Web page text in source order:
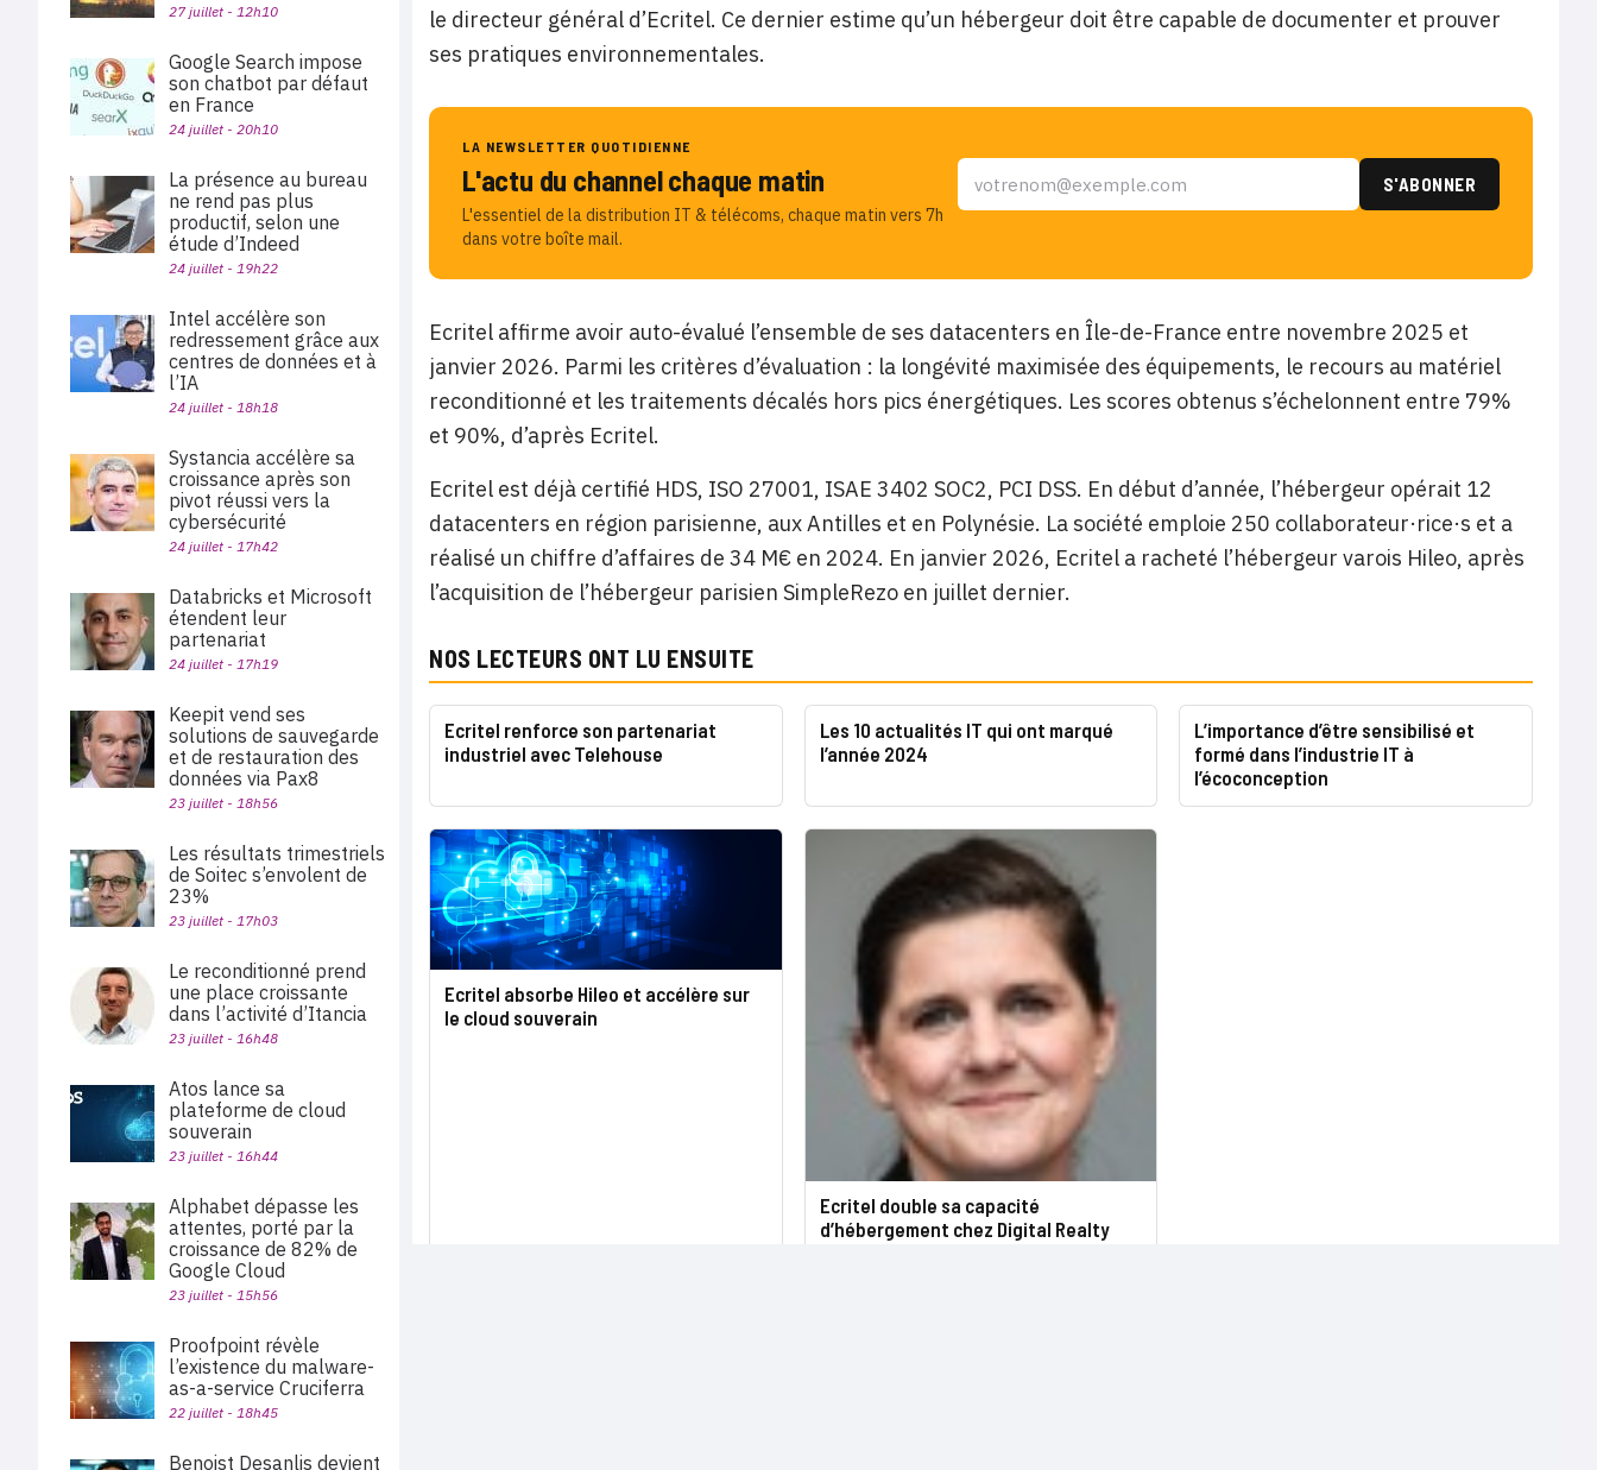
le directeur général d’Ecritel. Ce dernier estime qu’un hébergeur doit être capable de documenter et prouver
ses pratiques environnementales.
LA NEWSLETTER QUOTIDIENNE
L'actu du channel chaque matin
L'essentiel de la distribution IT & télécoms, chaque matin vers 7h
dans votre boîte mail.
Ecritel affirme avoir auto-évalué l’ensemble de ses datacenters en Île-de-France entre novembre 2025 et
janvier 2026. Parmi les critères d’évaluation : la longévité maximisée des équipements, le recours au matériel
reconditionné et les traitements décalés hors pics énergétiques. Les scores obtenus s’échelonnent entre 79%
et 90%, d’après Ecritel.
Ecritel est déjà certifié HDS, ISO 27001, ISAE 3402 SOC2, PCI DSS. En début d’année, l’hébergeur opérait 12
datacenters en région parisienne, aux Antilles et en Polynésie. La société emploie 250 collaborateur·rice·s et a
réalisé un chiffre d’affaires de 34 M€ en 2024. En janvier 2026, Ecritel a racheté l’hébergeur varois Hileo, après
l’acquisition de l’hébergeur parisien SimpleRezo en juillet dernier.
NOS LECTEURS ONT LU ENSUITE
Ecritel renforce son partenariat
industriel avec Telehouse
Les 10 actualités IT qui ont marqué
l’année 2024
L’importance d’être sensibilisé et
formé dans l’industrie IT à
l’écoconception
Ecritel absorbe Hileo et accélère sur
le cloud souverain
Ecritel double sa capacité
d’hébergement chez Digital Realty
27 juillet - 12h10
Google Search impose
son chatbot par défaut
en France
24 juillet - 20h10
La présence au bureau
ne rend pas plus
productif, selon une
étude d’Indeed
24 juillet - 19h22
Intel accélère son
redressement grâce aux
centres de données et à
l’IA
24 juillet - 18h18
Systancia accélère sa
croissance après son
pivot réussi vers la
cybersécurité
24 juillet - 17h42
Databricks et Microsoft
étendent leur
partenariat
24 juillet - 17h19
Keepit vend ses
solutions de sauvegarde
et de restauration des
données via Pax8
23 juillet - 18h56
Les résultats trimestriels
de Soitec s’envolent de
23%
23 juillet - 17h03
Le reconditionné prend
une place croissante
dans l’activité d’Itancia
23 juillet - 16h48
Atos lance sa
plateforme de cloud
souverain
23 juillet - 16h44
Alphabet dépasse les
attentes, porté par la
croissance de 82% de
Google Cloud
23 juillet - 15h56
Proofpoint révèle
l’existence du malware-
as-a-service Cruciferra
22 juillet - 18h45
Benoist Desanlis devient